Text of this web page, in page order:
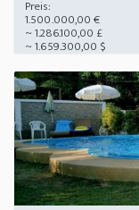
Preis:
1.500.000,00 €
~ 1.286.100,00 £
~ 1.659.300,00 $